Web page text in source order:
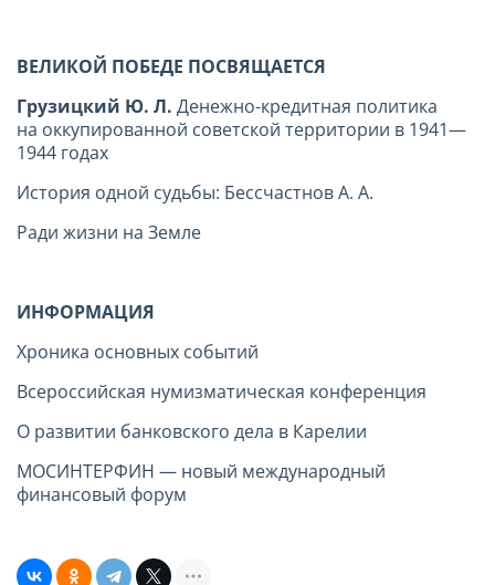
ВЕЛИКОЙ ПОБЕДЕ ПОСВЯЩАЕТСЯ
Грузицкий Ю. Л. Денежно-кредитная политика
на оккупированной советской территории в 1941—
1944 годах
История одной судьбы: Бесcчастнов А. А.
Ради жизни на Земле
ИНФОРМАЦИЯ
Хроника основных событий
Всероссийская нумизматическая конференция
О развитии банковского дела в Карелии
МОСИНТЕРФИН — новый международный
финансовый форум